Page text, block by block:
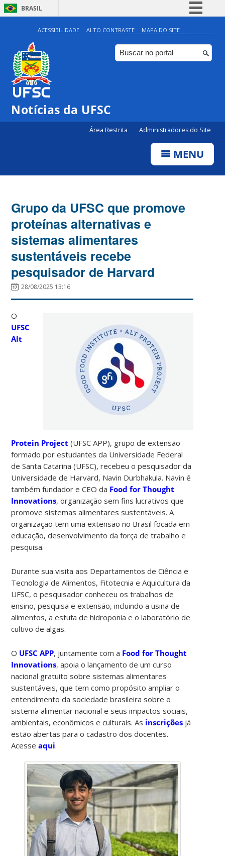
BRASIL
Simplifique!
Comunica BR
Participe
ACESSIBILIDADE ALTO CONTRASTE MAPA DO SITE
Notícias da UFSC
Área Restrita Administradores do Site
MENU
Grupo da UFSC que promove
proteínas alternativas e
sistemas alimentares
sustentáveis recebe
pesquisador de Harvard
28/08/2025 13:16
O
UFSC
Alt
Protein Project(UFSC APP), grupo de extensão
formado por estudantes da Universidade Federal
de Santa Catarina (UFSC), recebeu o pesquisador da
Universidade de Harvard, Navin Durbhakula. Navin é
também fundador e CEO da Food for Thought
Innovations, organização sem fins lucrativos que
promove sistemas alimentares sustentáveis. A
organização tem uma extensão no Brasil focada em
educação, desenvolvimento da força de trabalho e
pesquisa.
Durante sua visita aos Departamentos de Ciência e
Tecnologia de Alimentos, Fitotecnia e Aquicultura da
UFSC, o pesquisador conheceu os trabalhos de
ensino, pesquisa e extensão, incluindo a usina de
alimentos, a estufa de hidroponia e o laboratório de
cultivo de algas.
O UFSC APP, juntamente com a Food for Thought
Innovations, apoia o lançamento de um curso
nacional gratuito sobre sistemas alimentares
sustentáveis, que tem como propósito ampliar o
entendimento da sociedade brasileira sobre o
sistema alimentar nacional e seus impactos sociais,
ambientais, econômicos e culturais. As inscrições já
estão abertas para o cadastro dos docentes.
Acesseaqui.